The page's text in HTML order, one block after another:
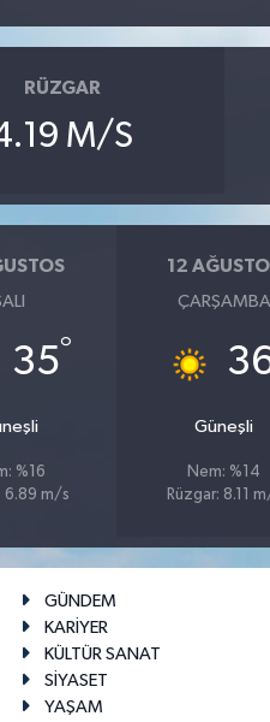
RÜZGAR
M/S
35°
%16
6.89 m/s
12
ÇARŞAMBA
Güneşli
Nem: %14
Rüzgar: 8.11
GÜNDEM
KARİYER
KÜLTÜR SANAT
SİYASET
YAŞAM